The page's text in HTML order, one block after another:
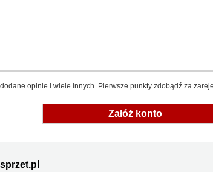
opinie i wiele innych. Pierwsze punkty zdobądź za
Załóż konto